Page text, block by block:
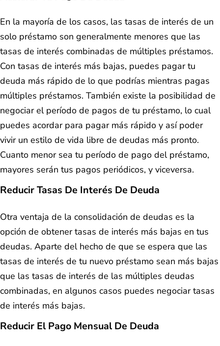
En la mayoría de los casos, las tasas de interés de un
solo préstamo son generalmente menores que las
tasas de interés combinadas de múltiples préstamos.
Con tasas de interés más bajas, puedes pagar tu
deuda más rápido de lo que podrías mientras pagas
múltiples préstamos. También existe la posibilidad de
negociar el período de pagos de tu préstamo, lo cual
puedes acordar para pagar más rápido y así poder
vivir un estilo de vida libre de deudas más pronto.
Cuanto menor sea tu período de pago del préstamo,
mayores serán tus pagos periódicos, y viceversa.
Reducir Tasas De Interés De Deuda
Otra ventaja de la consolidación de deudas es la
opción de obtener tasas de interés más bajas en tus
deudas. Aparte del hecho de que se espera que las
tasas de interés de tu nuevo préstamo sean más bajas
que las tasas de interés de las múltiples deudas
combinadas, en algunos casos puedes negociar tasas
de interés más bajas.
Reducir El Pago Mensual De Deuda